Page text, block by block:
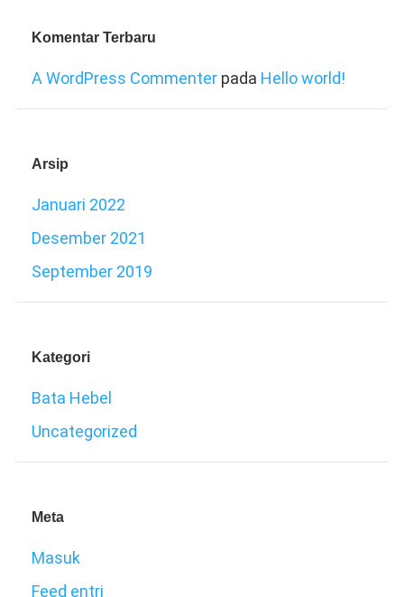
Komentar Terbaru
A WordPress Commenter pada Hello world!
Arsip
Januari 2022
Desember 2021
September 2019
Kategori
Bata Hebel
Uncategorized
Meta
Masuk
Feed entri